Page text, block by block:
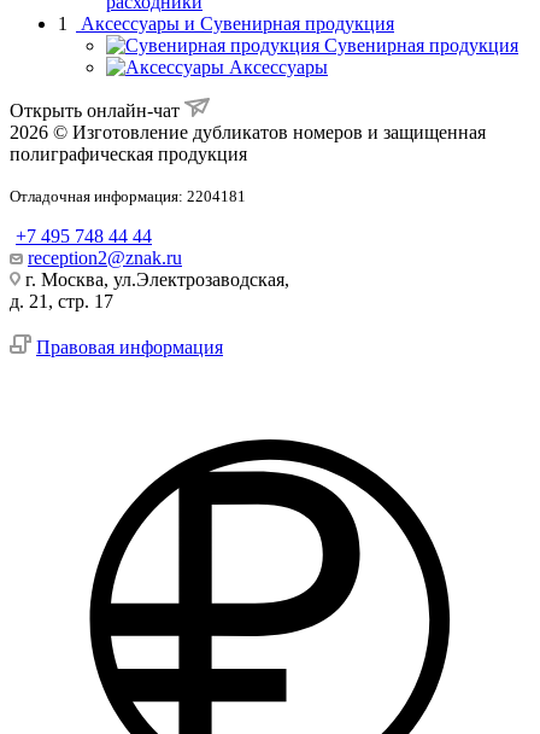
1
Аксессуары и Сувенирная продукция
Сувенирная продукция
Аксессуары
Открыть онлайн-чат
2026 © Изготовление дубликатов номеров и защищенная
полиграфическая продукция
Отладочная информация: 2204181
+7 495 748 44 44
reception2@znak.ru
г. Москва, ул.Электрозаводская,
д. 21, стр. 17
Правовая информация